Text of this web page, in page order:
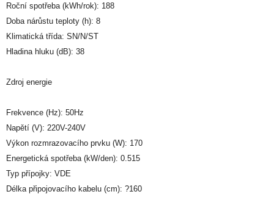
Roční spotřeba (kWh/rok): 188
Doba nárůstu teploty (h): 8
Klimatická třída: SN/N/ST
Hladina hluku (dB): 38
Zdroj energie
Frekvence (Hz): 50Hz
Napětí (V): 220V-240V
Výkon rozmrazovacího prvku (W): 170
Energetická spotřeba (kW/den): 0.515
Typ přípojky: VDE
Délka připojovacího kabelu (cm): ?160